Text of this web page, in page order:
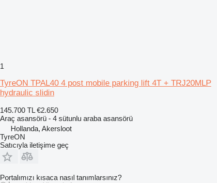
1
TyreON TPAL40 4 post mobile parking lift 4T + TRJ20MLP
hydraulic slidin
145.700 TL €2.650
Araç asansörü - 4 sütunlu araba asansörü
Hollanda, Akersloot
TyreON
Satıcıyla iletişime geç
Portalımızı kısaca nasıl tanımlarsınız?